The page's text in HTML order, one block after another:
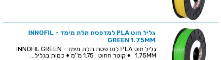
גליל חוט PLA למדפסת תלת מימד - INNOFIL
GREEN 1.75MM
גליל חוט PLA למדפסת תלת מימד - INNOFIL GREEN
1.75MM ♦ קוטר החוט : 1.75 מ''מ ♦ כמות בגליל...